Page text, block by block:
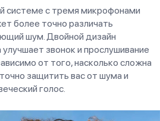
системе с тремя микрофонами
более точно различать
шум. Двойной дизайн
звонок и прослушивание
от того, насколько сложна
защитить вас от шума и
голос.